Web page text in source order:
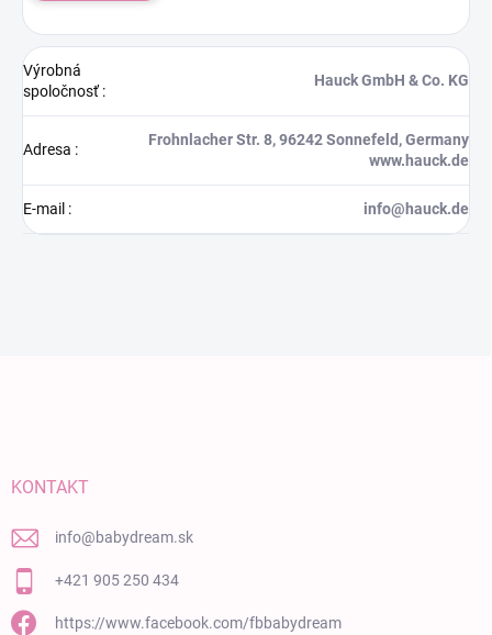
Výrobná
spoločnosť:
Hauck GmbH & Co. KG
Adresa :
Frohnlacher Str. 8, 96242 Sonnefeld, Germany
www.hauck.de
E-mail : info@hauck.de
KONTAKT
info@babydream.sk
+421 905 250 434
https://www.facebook.com/fbbabydream